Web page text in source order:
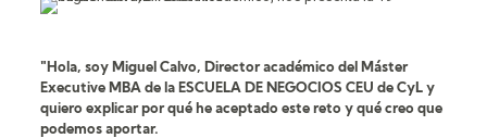
"Hola, soy Miguel Calvo, Director académico del Máster
Executive MBA de la ESCUELA DE NEGOCIOS CEU de CyL y
quiero explicar por qué he aceptado este reto y qué creo que
podemos aportar.